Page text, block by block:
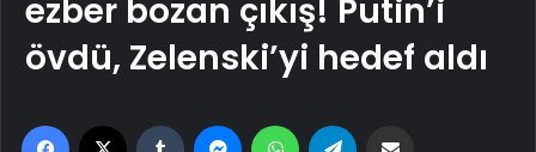
ezber bozan çıkış! Putin’i
övdü, Zelenski’yi hedef aldı
Facebook Tumblr MessengerWhatsApp